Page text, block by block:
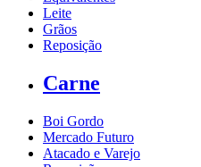
Leite
Grãos
Reposição
Carne
Boi Gordo
Mercado Futuro
Atacado e Varejo